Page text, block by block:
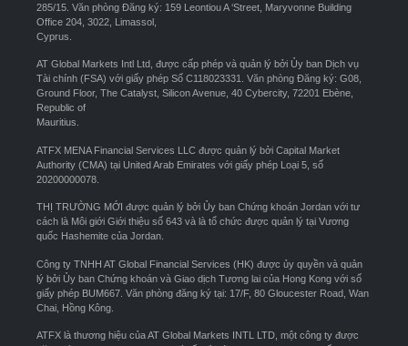
285/15. Văn phòng Đăng ký: 159 Leontiou A ‘Street, Maryvonne Building
Office 204, 3022, Limassol,
Cyprus.
AT Global Markets Intl Ltd, được cấp phép và quản lý bởi Ủy ban Dịch vụ
Tài chính (FSA) với giấy phép Số C118023331. Văn phòng Đăng ký: G08,
Ground Floor, The Catalyst, Silicon Avenue, 40 Cybercity, 72201 Ebène,
Republic of
Mauritius.
ATFX MENA Financial Services LLC được quản lý bởi Capital Market
Authority (CMA) tại United Arab Emirates với giấy phép Loại 5, số
20200000078.
THỊ TRƯỜNG MỚI được quản lý bởi Ủy ban Chứng khoán Jordan với tư
cách là Môi giới Giới thiệu số 643 và là tổ chức được quản lý tại Vương
quốc Hashemite của Jordan.
Công ty TNHH AT Global Financial Services (HK) được ủy quyền và quản
lý bởi Ủy ban Chứng khoán và Giao dịch Tương lai của Hong Kong với số
giấy phép BUM667. Văn phòng đăng ký tại: 17/F, 80 Gloucester Road, Wan
Chai, Hồng Kông.
ATFX là thương hiệu của AT Global Markets INTL LTD, một công ty được